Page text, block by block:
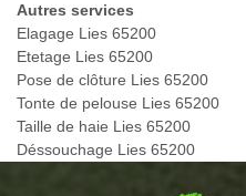
Autres services
Elagage Lies 65200
Etetage Lies 65200
Pose de clôture Lies 65200
Tonte de pelouse Lies 65200
Taille de haie Lies 65200
Déssouchage Lies 65200